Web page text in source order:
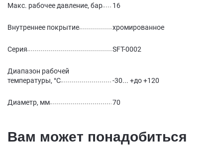
Макс. рабочее давление, бар 16
Внутреннее покрытие хромированное
Серия SFT-0002
Диапазон рабочей
температуры, °С
-30... +до +120
Диаметр, мм 70
Вам может понадобиться